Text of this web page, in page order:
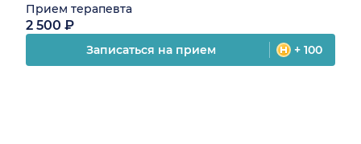
Прием терапевта
2 500 ₽
Записаться на прием + 100